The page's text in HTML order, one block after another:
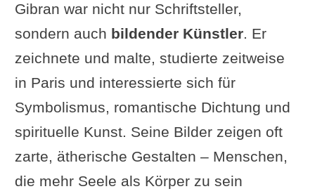
Gibran war nicht nur Schriftsteller,
sondern auch bildender Künstler. Er
zeichnete und malte, studierte zeitweise
in Paris und interessierte sich für
Symbolismus, romantische Dichtung und
spirituelle Kunst. Seine Bilder zeigen oft
zarte, ätherische Gestalten – Menschen,
die mehr Seele als Körper zu sein